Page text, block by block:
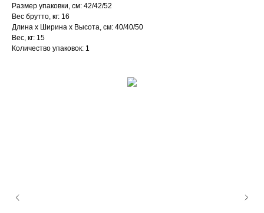
Размер упаковки, см: 42/42/52
Вес брутто, кг: 16
Длина х Ширина х Высота, см: 40/40/50
Вес, кг: 15
Количество упаковок: 1